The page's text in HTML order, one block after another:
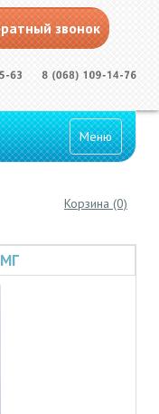
звонок
Меню
Корзина (0)